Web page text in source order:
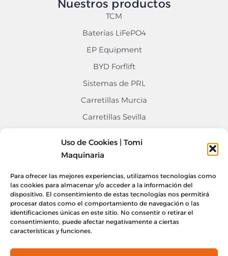
Uso de Cookies | Tomi
Maquinaria
Para ofrecer las mejores experiencias, utilizamos tecnologías como
las cookies para almacenar y/o acceder a la información del
dispositivo. El consentimiento de estas tecnologías nos permitirá
procesar datos como el comportamiento de navegación o las
identificaciones únicas en este sitio. No consentir o retirar el
consentimiento, puede afectar negativamente a ciertas
características y funciones.
Nuestros productos
TCM
Baterías LiFePO4
EP Equipment
BYD Forflift
Sistemas de PRL
Carretillas Murcia
Carretillas Sevilla
Contacto
info@tomimaquinaria.com
Nuestro Equipo
Sede Central Murcia, Lorquí
Delegación Alicante
Delegación Sevilla